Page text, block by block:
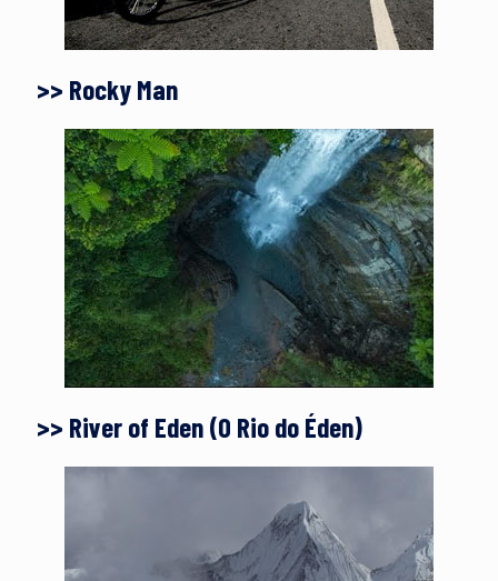
>> Rocky Man
>> River of Eden (O Rio do Éden)